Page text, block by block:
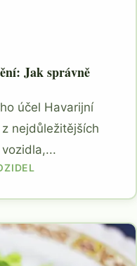
Jak správně
účel Havarijní
nejdůležitějších